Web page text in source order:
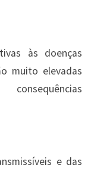
às doenças
muito elevadas
e das